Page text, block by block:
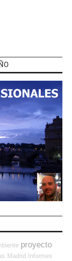
proyecto
Madrid
Informes